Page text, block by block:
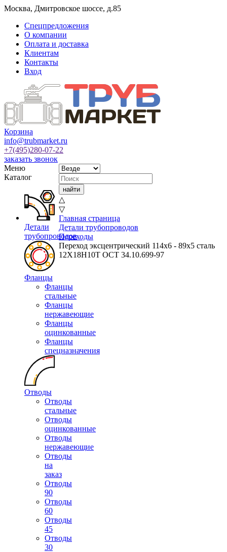
Москва, Дмитровское шоссе, д.85
Спецпредложения
О компании
Оплата и доставка
Клиентам
Контакты
Вход
Корзина
info@trubmarket.ru
+7(495)280-07-22
заказать звонок
Меню
Каталог
Детали
трубопроводов
Фланцы
Фланцы
стальные
Фланцы
нержавеющие
Фланцы
оцинкованные
Фланцы
спецназначения
Отводы
Отводы
стальные
Отводы
оцинкованные
Отводы
нержавеющие
Отводы
на
заказ
Отводы
90
Отводы
60
Отводы
45
Отводы
30
△
▽
Главная страница
Детали трубопроводов
Переходы
Переход эксцентрический 114х6 - 89х5 сталь
12Х18Н10Т ОСТ 34.10.699-97